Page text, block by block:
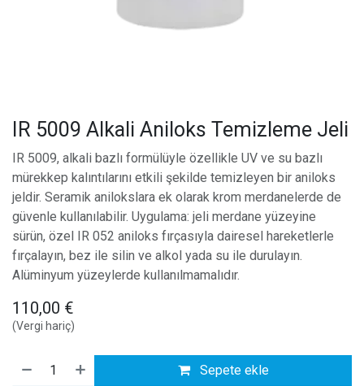
IR 5009 Alkali Aniloks Temizleme Jeli
IR 5009, alkali bazlı formülüyle özellikle UV ve su bazlı
mürekkep kalıntılarını etkili şekilde temizleyen bir aniloks
jeldir. Seramik anilokslara ek olarak krom merdanelerde de
güvenle kullanılabilir. Uygulama: jeli merdane yüzeyine
sürün, özel IR 052 aniloks fırçasıyla dairesel hareketlerle
fırçalayın, bez ile silin ve alkol yada su ile durulayın.
Alüminyum yüzeylerde kullanılmamalıdır.
110,00 €
(Vergi hariç)
Sepete ekle